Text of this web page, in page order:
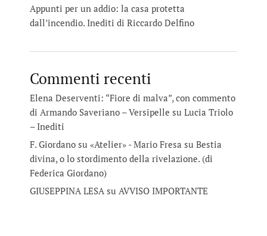
Appunti per un addio: la casa protetta
dall’incendio. Inediti di Riccardo Delfino
Commenti recenti
Elena Deserventi: “Fiore di malva”, con commento
di Armando Saveriano – Versipelle su Lucia Triolo
– Inediti
F. Giordano su «Atelier» - Mario Fresa su Bestia
divina, o lo stordimento della rivelazione. (di
Federica Giordano)
GIUSEPPINA LESAsu AVVISO IMPORTANTE